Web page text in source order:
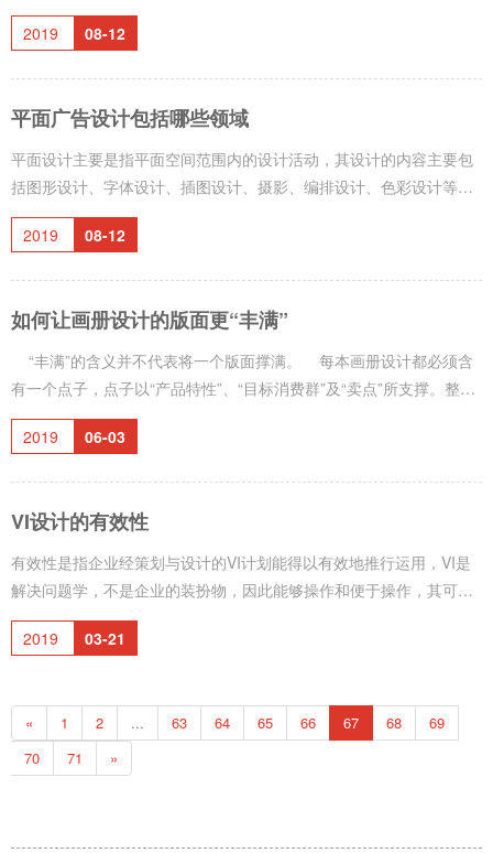
地说，现在画册设计的质量要提升，要想准确反映出公司的实力，就
必须在明确公司定位的情况下，走”差异化“的道路，高度重视画册
今已经是”读图“时代，很多场合都是以图片
2019 08-12
平面广告设计包括哪些领域
平面设计主要是指平面空间范围内的设计活动，其设计的内容主要包
括图形设计、字体设计、插图设计、摄影、编排设计、色彩设计等基
础平面设计，以及招贴设计、包装设计、书籍设计、商业广告设计、
CI设计等应用设计，现代平面设计主要包括以下领域： 1、包装设计
贴设计 招贴指的是张贴在墙面、木板、KT板、灯布等媒介上的印刷
广告，它是户外广告
2019 08-12
如何让画册设计的版面更“丰满”
有一个点子，点子以“产品特性”、“目标消费群”及“卖点”所支撑。整个
设计围绕其而发展，统一与一个中心，环环相扣，由浅入深或由深化
浅，循序渐进，有规律，有节奏，有重点，才不失为一个“丰满”的设
想结果（就设计本身而言）就是将图片和文案完美结合
2019 06-03
VI设计的有效性
有效性是指企业经策划与设计的VI计划能得以有效地推行运用，VI是
解决问题学，不是企业的装扮物，因此能够操作和便于操作，其可操
作性是一个十分重要的问题。 计划要具有效性，能够有效地发挥
树立良好企业形象的作用，首先在其策划设计必须根据企业自身的情
定位然后以此定位进行发展规划。在这点上协助企业导入VI计划的机
构或个人负有重要的职责，一切必须从实际出发，不能迎合企业领导
人，一些不切合实际的心态。笔者在协助产品在市场信息上刚有较好
走势但实力并
2019 03-21
« 1 2 ... 63 64 65 66 67 68
69
70
71 »